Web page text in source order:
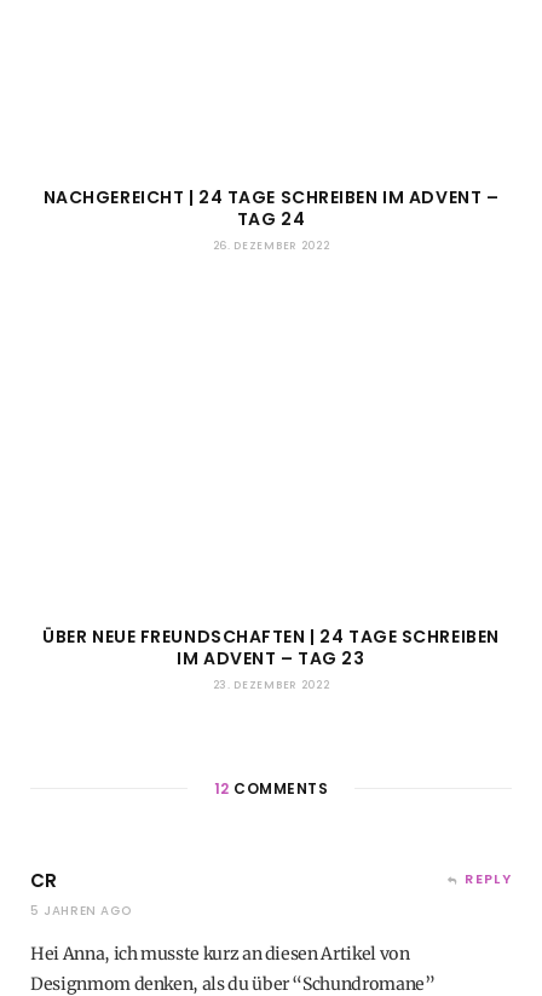
NACHGEREICHT | 24 TAGE SCHREIBEN IM ADVENT –
TAG 24
26. DEZEMBER 2022
ÜBER NEUE FREUNDSCHAFTEN | 24 TAGE SCHREIBEN
IM ADVENT – TAG 23
23. DEZEMBER 2022
12 COMMENTS
CR
5 JAHREN AGO
REPLY
Hei Anna, ich musste kurz an diesen Artikel von
Designmom denken, als du über “Schundromane”